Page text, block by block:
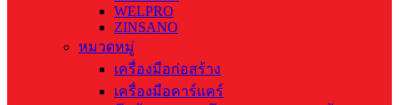
WELPRO
ZINSANO
หมวดหมู่
เครื่องมือก่อสร้าง
เครื่องมือคาร์แคร์